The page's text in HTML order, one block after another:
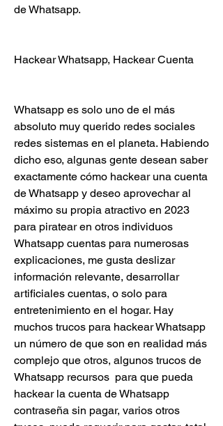
de Whatsapp.
Hackear Whatsapp, Hackear Cuenta
Whatsapp es solo uno de el más
absoluto muy querido redes sociales
redes sistemas en el planeta. Habiendo
dicho eso, algunas gente desean saber
exactamente cómo hackear una cuenta
de Whatsapp y deseo aprovechar al
máximo su propia atractivo en 2023
para piratear en otros individuos
Whatsapp cuentas para numerosas
explicaciones, me gusta deslizar
información relevante, desarrollar
artificiales cuentas, o solo para
entretenimiento en el hogar. Hay
muchos trucos para hackear Whatsapp
un número de que son en realidad más
complejo que otros, algunos trucos de
Whatsapp recursos  para que pueda
hackear la cuenta de Whatsapp
contraseña sin pagar, varios otros